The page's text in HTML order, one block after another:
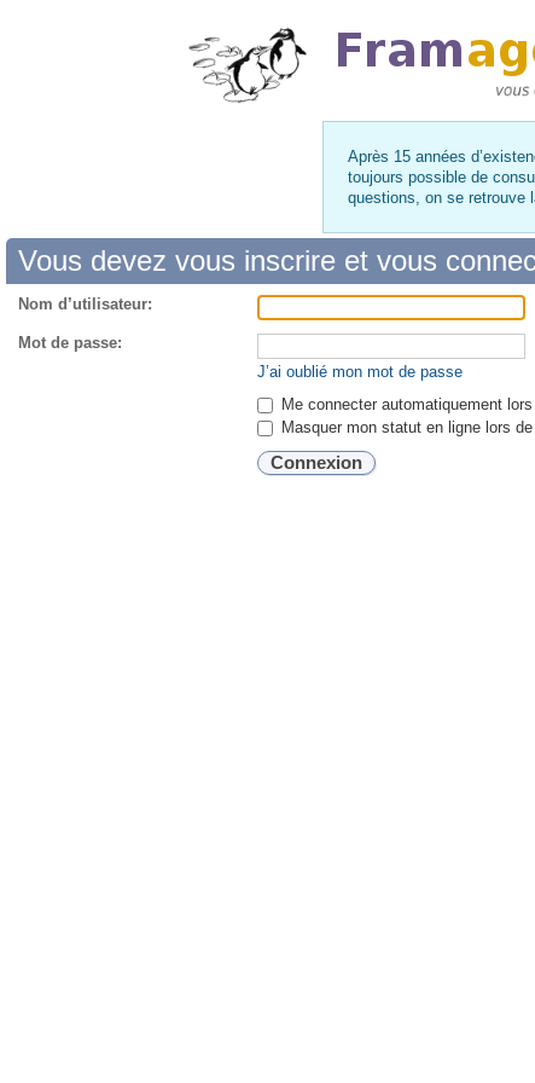
Après 15 années
toujours possible de
questions, on se retrouve
Vous devez vous inscrire et vous
Nom d’utilisateur:
Mot de passe:
J’ai oublié mon mot de passe
Me connecter automatiquement
Masquer mon statut en ligne lors